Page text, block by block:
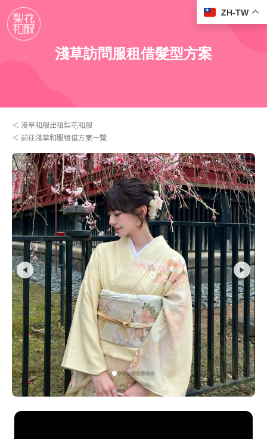
淺草訪問服租借髮型方案
淺草和服出租梨花和服
前往淺草和服租借方案一覽
ZH-TW